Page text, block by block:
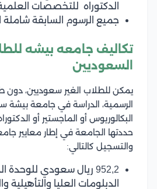
الدكتوراه للتخصصات
جميع الرسوم السابقة شاملة
تكاليف جامعه بيشه
السعوديين
يمكن للطلاب الغير سعوديين، دون
الرسمية، الدراسة في جامعة بيشة
البكالوريوس أو الماجستير أو
حددتها الجامعة في إطار معايير
والتسجيل كالتالي:
952,2 ريال سعودي للوحدة
الدبلومات العليا والتأهيلية